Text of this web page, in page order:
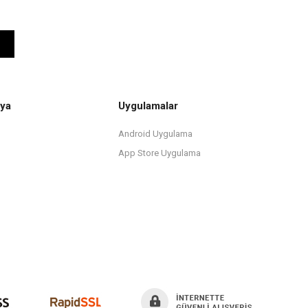
Uygulamalar
Android Uygulama
App Store Uygulama